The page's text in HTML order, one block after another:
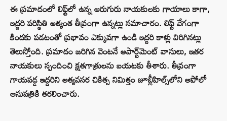
ఈ ప్రమాదంలో లిఫ్ట్‌లో ఉన్న ఆరుగురు నాయకులకు గాయాలు కాగా,
ఇద్దరి పరిస్థితి అత్యంత తీవ్రంగా ఉన్నట్లు సమాచారం. లిఫ్ట్ వేగంగా
కిందకు పడటంతో ప్రభావం ఎక్కువగా ఉండి ఇద్దరి కాళ్లు విరిగినట్లు
తెలుస్తోంది. ప్రమాదం జరిగిన వెంటనే అపార్ట్‌మెంట్ వాసులు, ఇతర
నాయకులు స్పందించి క్షతగాత్రులను బయటకు తీశారు. తీవ్రంగా
గాయపడ్డ ఇద్దరిని అత్యవసర చికిత్స నిమిత్తం జూబ్లీహిల్స్‌లోని అపోలో
ఆసుపత్రికి తరలించారు.